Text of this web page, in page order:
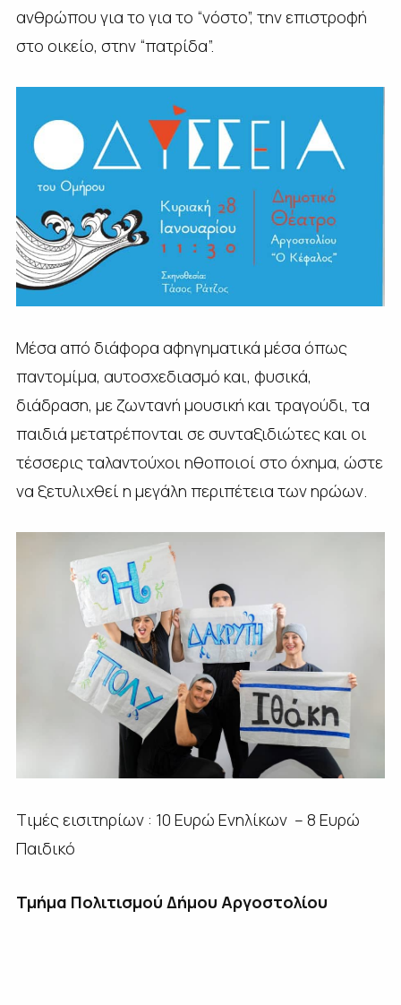
ανθρώπου για το για το “νόστo”, την επιστροφή
στο οικείο, στην “πατρίδα”.
Μέσα από διάφορα αφηγηματικά μέσα όπως
παντομίμα, αυτοσχεδιασμό και, φυσικά,
διάδραση, με ζωντανή μουσική και τραγούδι, τα
παιδιά μετατρέπονται σε συνταξιδιώτες και οι
τέσσερις ταλαντούχοι ηθοποιοί στο όχημα, ώστε
να ξετυλιχθεί η μεγάλη περιπέτεια των ηρώων.
Tιμές εισιτηρίων : 10 Ευρώ Ενηλίκων – 8 Ευρώ
Παιδικό
Τμήμα Πολιτισμού Δήμου Αργοστολίου